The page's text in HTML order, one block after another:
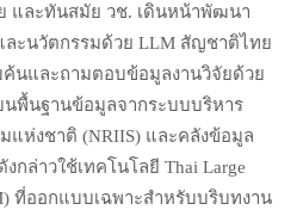
ย และทันสมัย วช. เดินหน้าพัฒนา
ะนวัตกรรมด้วย LLM สัญชาติไทย
ค้นและถามตอบข้อมูลงานวิจัยด้วย
พื้นฐานข้อมูลจากระบบบริหาร
แห่งชาติ (NRIIS) และคลังข้อมูล
กล่าวใช้เทคโนโลยี Thai Large
ที่ออกแบบเฉพาะสำหรับบริบทงาน